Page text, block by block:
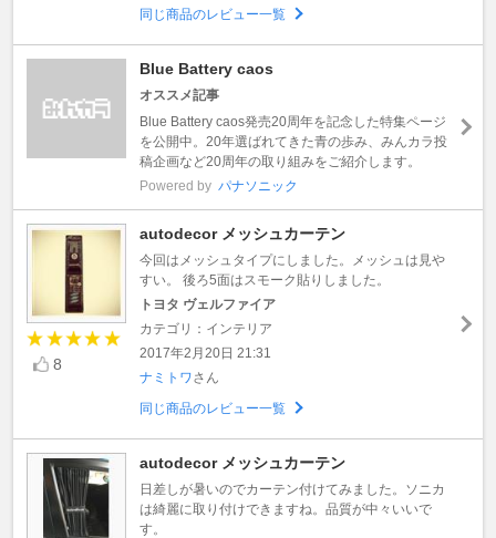
同じ商品のレビュー一覧
Blue Battery caos
オススメ記事
Blue Battery caos発売20周年を記念した特集ページ
を公開中。20年選ばれてきた青の歩み、みんカラ投
稿企画など20周年の取り組みをご紹介します。
Powered by パナソニック
8
autodecor メッシュカーテン
今回はメッシュタイプにしました。メッシュは見や
すい。 後ろ5面はスモーク貼りしました。
トヨタ ヴェルファイア
カテゴリ：インテリア
2017年2月20日 21:31
ナミトワさん
同じ商品のレビュー一覧
autodecor メッシュカーテン
日差しが暑いのでカーテン付けてみました。ソニカ
は綺麗に取り付けできますね。品質が中々いいで
す。